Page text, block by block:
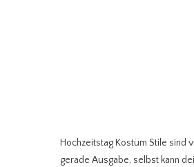
Hochzeitstag Kostüm Stile sind
gerade Ausgabe, selbst kann